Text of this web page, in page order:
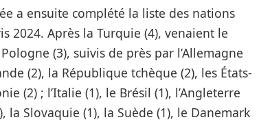
a ensuite complété la liste des nations
2024. Après la Turquie (4), venaient le
(3), suivis de près par l’Allemagne
(2), la République tchèque (2), les États-
(2) ; l’Italie (1), le Brésil (1), l’Angleterre
la Slovaquie (1), la Suède (1), le Danemark